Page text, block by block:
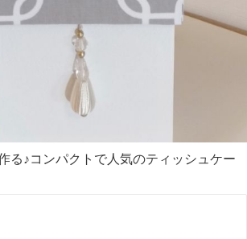
る♪コンパクトで人気のティッシュケー